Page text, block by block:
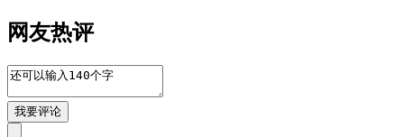
网友热评